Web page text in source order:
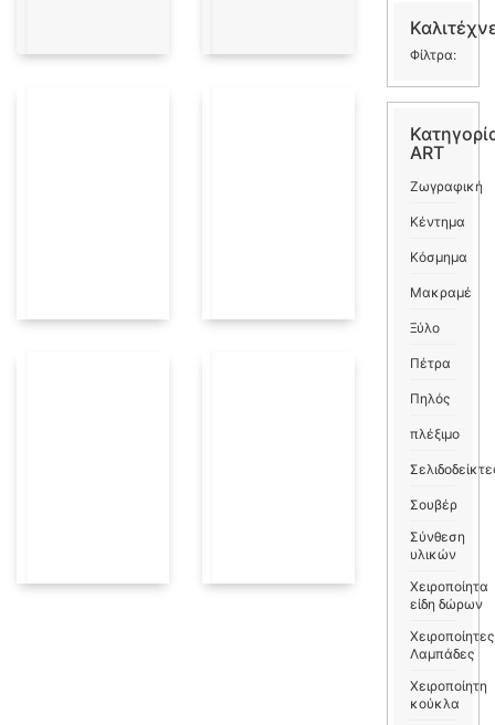
Φίλτρα:
ART
Ζωγραφική
Κέντημα
Κόσμημα
Μακραμέ
Ξύλο
Πέτρα
Πηλός
πλέξιμο
Σουβέρ
Σύνθεση
υλικών
Χειροποίητα
είδη δώρων
Χειροποίητες
Λαμπάδες
Χειροποίητη
κούκλα